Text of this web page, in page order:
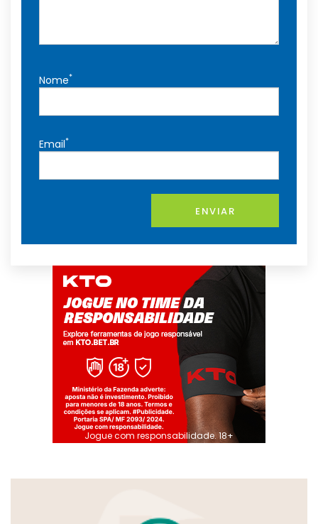
Nome*
Email*
ENVIAR
Jogue com responsabilidade. 18+